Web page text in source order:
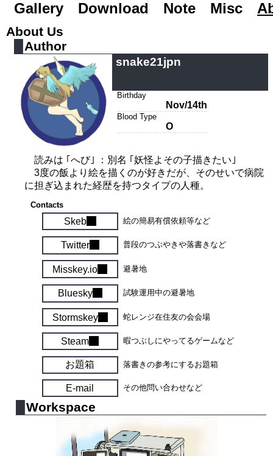
Road to Day After Tomorrow...
Gallery Download Note Misc
About Us
Author
snake21jpn
Birthday
Nov/14th
Blood Type
O
読みは ｢へび｣ ：別名 ｢妖怪よその子描きたい｣
3度の飯より絵を描くのが好きだが、そのせいで病院
に担ぎ込まれた経歴を持つタイプの人種。
Contacts
Skeb 絵の簡易有償依頼等など
Twitter 普段のつぶやきや落書きなど
Misskey.io 避暑地
Bluesky 試験運用中の避暑地
Stormskey 蛇レンジ在住友の会会場
Steam 暇つぶしにやってるゲームなど
お題箱 落書きの参考にするお題箱
E-mail その他問い合わせなど
Workspace